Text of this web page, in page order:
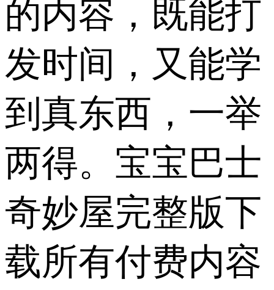
的内容，既能打
发时间，又能学
到真东西，一举
两得。宝宝巴士
奇妙屋完整版下
载所有付费内容